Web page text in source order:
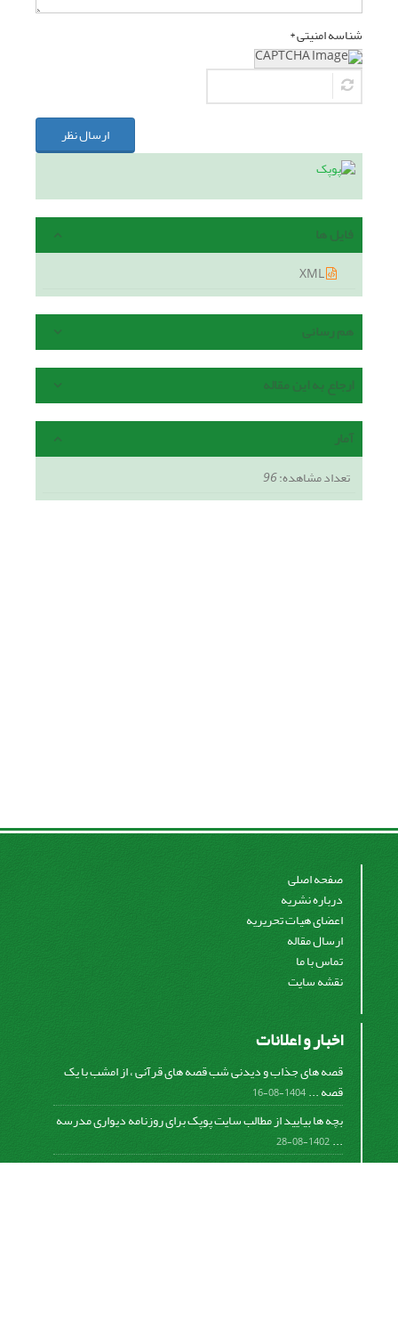
شناسه امنیتی *
ارسال نظر
فایل ها
هم رسانی
ارجاع به این مقاله
آمار
تعداد مشاهده:96
صفحه اصلی
درباره نشریه
اعضای هیات تحریریه
ارسال مقاله
تماس با ما
نقشه سایت
اخبار و اعلانات
قصه های جذاب و دیدنی شب قصه های قرآنی ، از امشب با یک
قصه ...1404-08-16
بچه ها بیایید از مطالب سایت پوپک برای روزنامه دیواری مدرسه
...
1402-08-28